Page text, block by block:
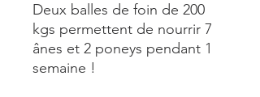
Deux balles de foin de 200
kgs permettent de nourrir 7
ânes et 2 poneys pendant 1
semaine !